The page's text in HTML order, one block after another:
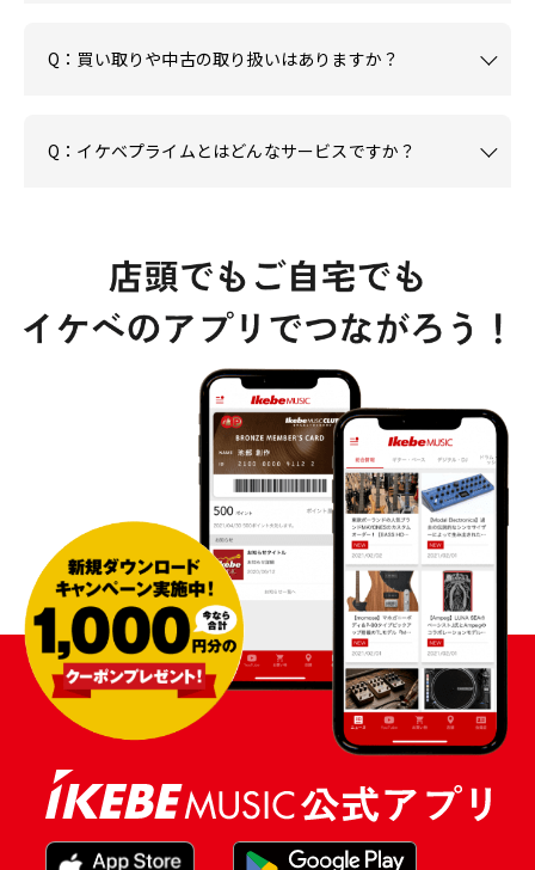
Q：買い取りや中古の取り扱いはありますか？
Q：イケベプライムとはどんなサービスですか？